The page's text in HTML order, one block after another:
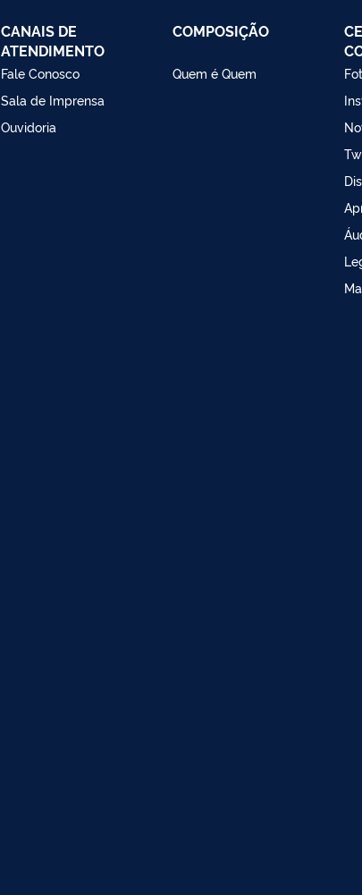
CANAIS DE
ATENDIMENTO
Fale Conosco
Sala de Imprensa
Ouvidoria
COMPOSIÇÃO
Quem é Quem